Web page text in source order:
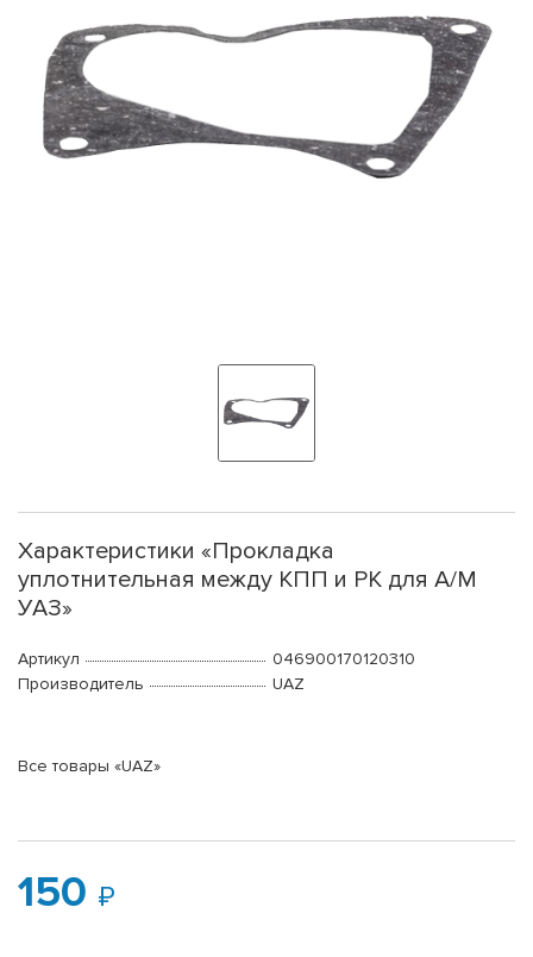
Характеристики «Прокладка
уплотнительная между КПП и РК для А/М
УАЗ»
Артикул
046900170120310
Производитель
UAZ
Все товары «UAZ»
150